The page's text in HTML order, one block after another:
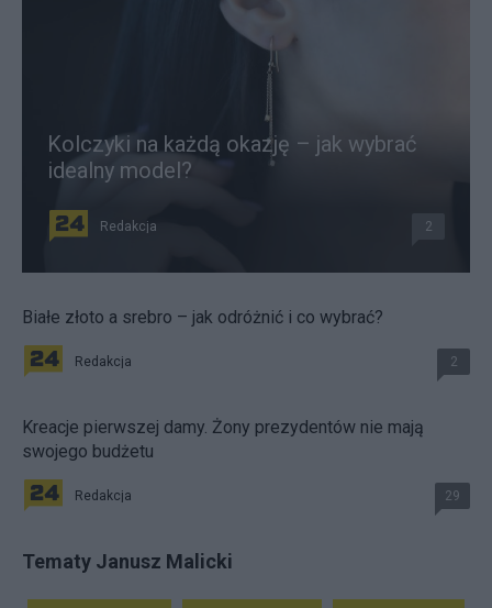
Kolczyki na każdą okazję – jak wybrać
idealny model?
Redakcja 2
Białe złoto a srebro – jak odróżnić i co wybrać?
Redakcja 2
Kreacje pierwszej damy. Żony prezydentów nie mają
swojego budżetu
Redakcja 29
Tematy Janusz Malicki